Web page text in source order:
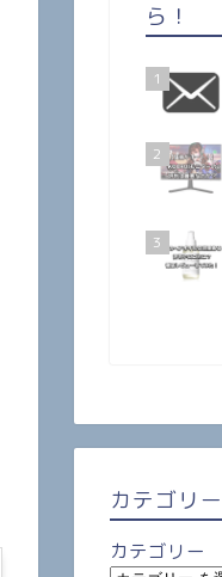
ら！
1
2
3
カテゴリー
カテゴリー